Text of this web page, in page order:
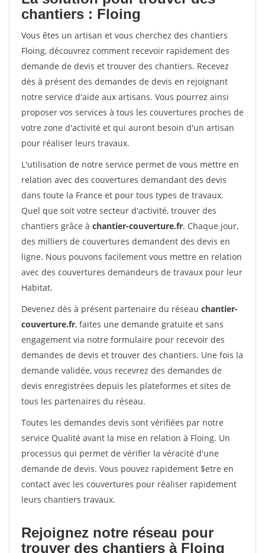
chantiers : Floing
Vous êtes un artisan et vous cherchez des chantiers
Floing, découvrez comment recevoir rapidement des
demande de devis et trouver des chantiers. Recevez
dès à présent des demandes de devis en rejoignant
notre service d'aide aux artisans. Vous pourrez ainsi
proposer vos services à tous les couvertures proches de
votre zone d'activité et qui auront besoin d'un artisan
pour réaliser leurs travaux.
L'utilisation de notre service permet de vous mettre en
relation avec des couvertures demandant des devis
dans toute la France et pour tous types de travaux.
Quel que soit votre secteur d'activité, trouver des
chantiers grâce à chantier-couverture.fr. Chaque jour,
des milliers de couvertures demandent des devis en
ligne. Nous pouvons facilement vous mettre en relation
avec des couvertures demandeurs de travaux pour leur
Habitat.
Devenez dès à présent partenaire du réseau chantier-
couverture.fr, faites une demande gratuite et sans
engagement via notre formulaire pour recevoir des
demandes de devis et trouver des chantiers. Une fois la
demande validée, vous recevrez des demandes de
devis enregistrées depuis les plateformes et sites de
tous les partenaires du réseau.
Toutes les demandes devis sont vérifiées par notre
service Qualité avant la mise en relation à Floing. Un
processus qui permet de vérifier la véracité d'une
demande de devis. Vous pouvez rapidement $etre en
contact avec les couvertures pour réaliser rapidement
leurs chantiers travaux.
Rejoignez notre réseau pour
trouver des chantiers à Floing